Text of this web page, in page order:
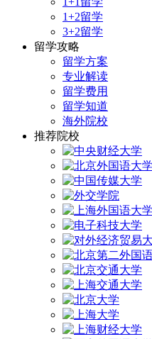
1+2留学
3+2留学
留学攻略
留学方案
专业解读
留学费用
留学知道
海外院校
推荐院校